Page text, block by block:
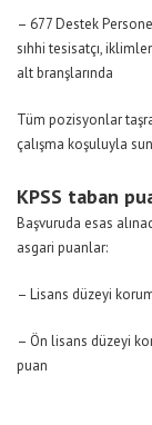
– 677 Destek
sıhhi tesisatçı,
alt branşlarında
Tüm pozisyonlar
çalışma koşuluyla
KPSS taban
Başvuruda esas
asgari puanlar:
– Lisans düzeyi
– Ön lisans düzeyi
puan